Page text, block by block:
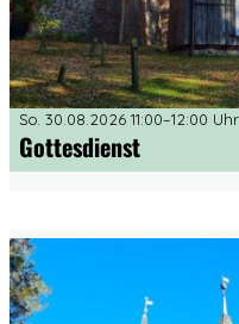
So. 30.08.2026 11:00–12:00 Uhr
Gottesdienst